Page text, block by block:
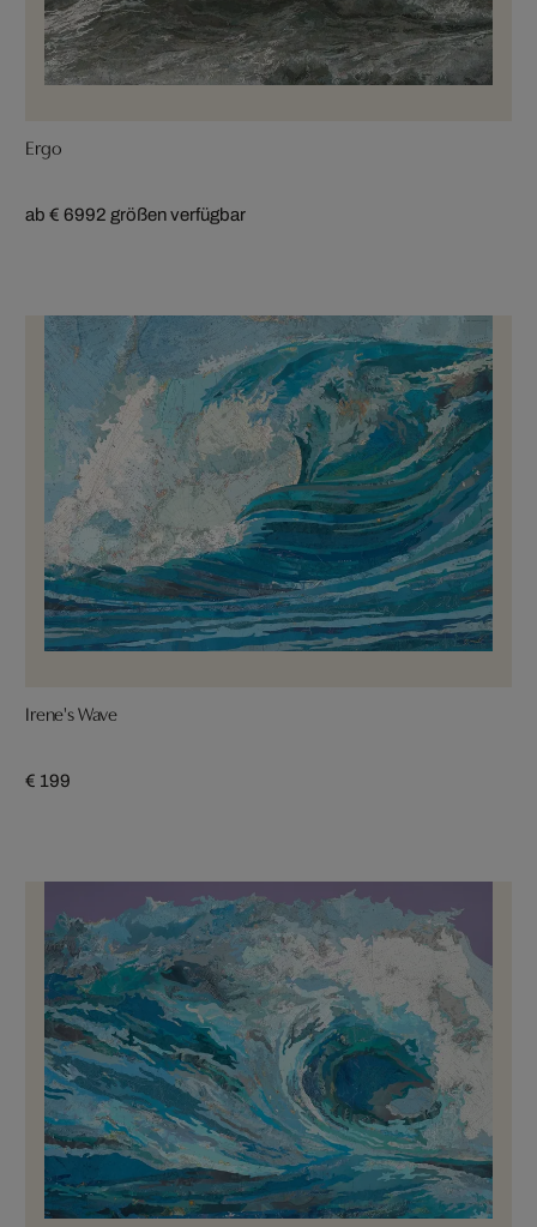
Ergo
ab € 6992 größen verfügbar
Irene's Wave
€ 199